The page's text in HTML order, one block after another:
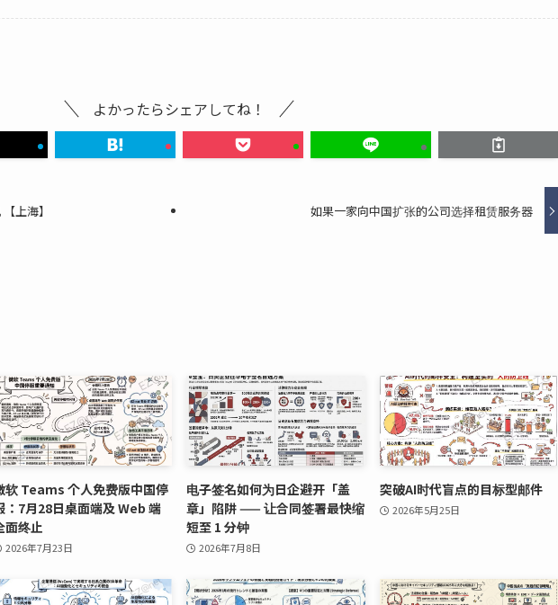
よかったらシェアしてね！
上海】 如果一家向中国扩张的公司选择租赁服务器
软 Teams 个人免费版中国停
：7月28日桌面端及 Web 端
面终止
2026年7月23日
电子签名如何为日企避开「盖
章」陷阱 —— 让合同签署最快缩
短至 1 分钟
2026年7月8日
突破AI时代盲点的目标型邮件
2026年5月25日